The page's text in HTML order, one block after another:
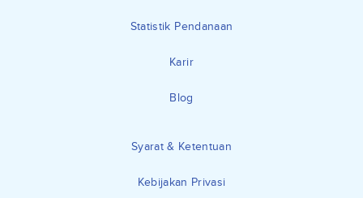
Statistik Pendanaan
Karir
Blog
Syarat & Ketentuan
Kebijakan Privasi